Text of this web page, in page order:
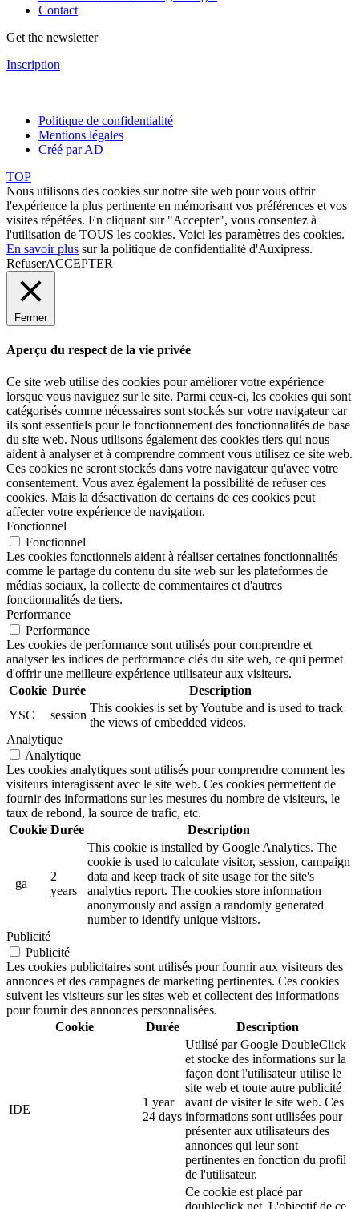
Contact
Get the newsletter
Inscription
Politique de confidentialité
Mentions légales
Créé par AD
TOP
Nous utilisons des cookies sur notre site web pour vous offrir
l'expérience la plus pertinente en mémorisant vos préférences et vos
visites répétées. En cliquant sur "Accepter", vous consentez à
l'utilisation de TOUS les cookies. Voici les paramètres des cookies.
En savoir plus sur la politique de confidentialité d'Auxipress.
RefuserACCEPTER
Fermer
Aperçu du respect de la vie privée
Ce site web utilise des cookies pour améliorer votre expérience
lorsque vous naviguez sur le site. Parmi ceux-ci, les cookies qui sont
catégorisés comme nécessaires sont stockés sur votre navigateur car
ils sont essentiels pour le fonctionnement des fonctionnalités de base
du site web. Nous utilisons également des cookies tiers qui nous
aident à analyser et à comprendre comment vous utilisez ce site web.
Ces cookies ne seront stockés dans votre navigateur qu'avec votre
consentement. Vous avez également la possibilité de refuser ces
cookies. Mais la désactivation de certains de ces cookies peut
affecter votre expérience de navigation.
Fonctionnel
Fonctionnel
Les cookies fonctionnels aident à réaliser certaines fonctionnalités
comme le partage du contenu du site web sur les plateformes de
médias sociaux, la collecte de commentaires et d'autres
fonctionnalités de tiers.
Performance
Performance
Les cookies de performance sont utilisés pour comprendre et
analyser les indices de performance clés du site web, ce qui permet
d'offrir une meilleure expérience utilisateur aux visiteurs.
Cookie Durée
Description
YSC
session
This cookies is set by Youtube and is used to track
the views of embedded videos.
Analytique
Analytique
Les cookies analytiques sont utilisés pour comprendre comment les
visiteurs interagissent avec le site web. Ces cookies permettent de
fournir des informations sur les mesures du nombre de visiteurs, le
taux de rebond, la source de trafic, etc.
Cookie Durée Description
_ga
2
years
This cookie is installed by Google Analytics. The
cookie is used to calculate visitor, session, campaign
data and keep track of site usage for the site's
analytics report. The cookies store information
anonymously and assign a randomly generated
number to identify unique visitors.
Publicité
Publicité
Les cookies publicitaires sont utilisés pour fournir aux visiteurs des
annonces et des campagnes de marketing pertinentes. Ces cookies
suivent les visiteurs sur les sites web et collectent des informations
pour fournir des annonces personnalisées.
Cookie
Durée Description
IDE
1 year
24 days
Utilisé par Google DoubleClick
et stocke des informations sur la
façon dont l'utilisateur utilise le
site web et toute autre publicité
avant de visiter le site web. Ces
informations sont utilisées pour
présenter aux utilisateurs des
annonces qui leur sont
pertinentes en fonction du profil
de l'utilisateur.
Ce cookie est placé par
doubleclick.net. L'objectif de ce